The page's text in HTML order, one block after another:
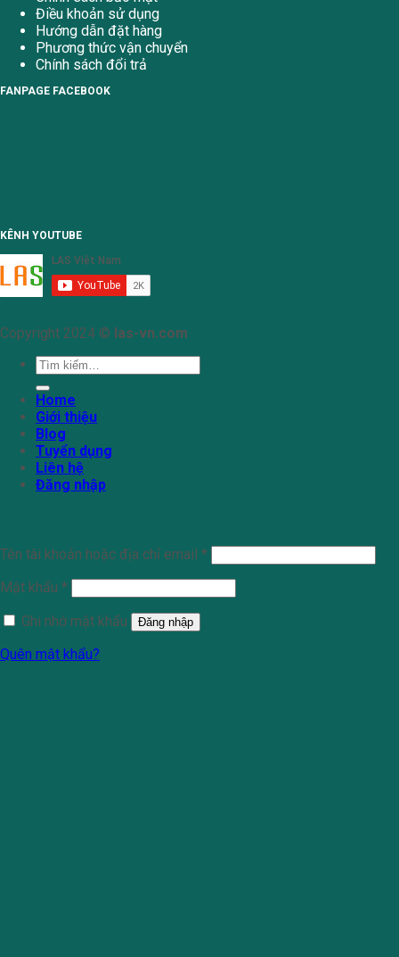
Điều khoản sử dụng
Hướng dẫn đặt hàng
Phương thức vận chuyển
Chính sách đổi trả
FANPAGE FACEBOOK
KÊNH YOUTUBE
Copyright 2024 © las-vn.com
Tìm
kiếm:
Home
Giới thiệu
Blog
Tuyển dụng
Liên hệ
Đăng nhập
Tên tài khoản hoặc địa chỉ email *
Mật khẩu *
Ghi nhớ mật khẩu
Đăng nhập
Quên mật khẩu?